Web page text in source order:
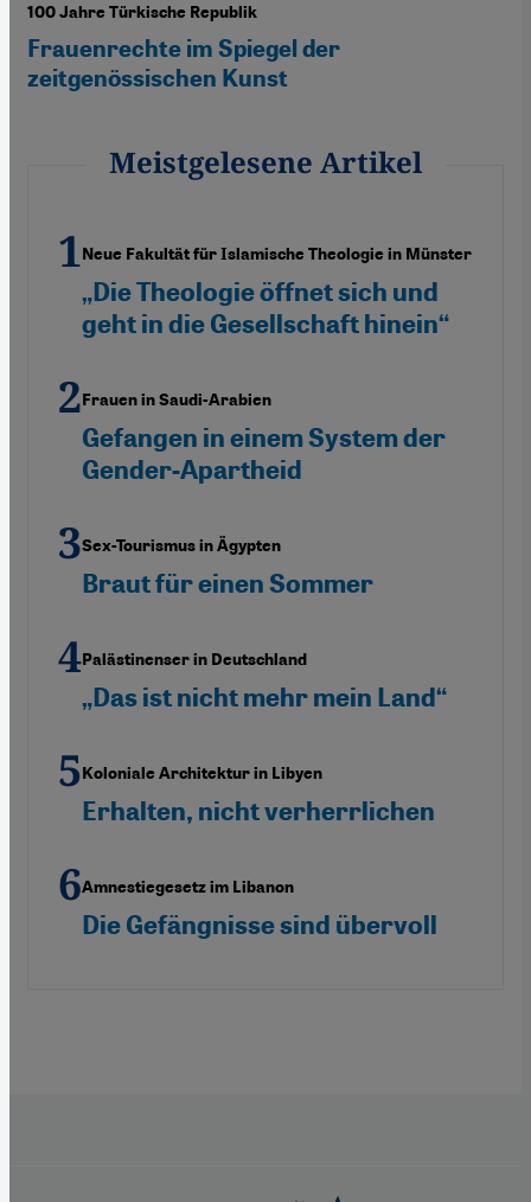
100 Jahre Türkische Republik
Frauenrechte im Spiegel der
zeitgenössischen Kunst
Meistgelesene Artikel
Neue Fakultät für Islamische Theologie in Münster
„Die Theologie öffnet sich und
geht in die Gesellschaft hinein“
Frauen in Saudi-Arabien
Gefangen in einem System der
Gender-Apartheid
Sex-Tourismus in Ägypten
Braut für einen Sommer
Palästinenser in Deutschland
„Das ist nicht mehr mein Land“
Koloniale Architektur in Libyen
Erhalten, nicht verherrlichen
Amnestiegesetz im Libanon
Die Gefängnisse sind übervoll